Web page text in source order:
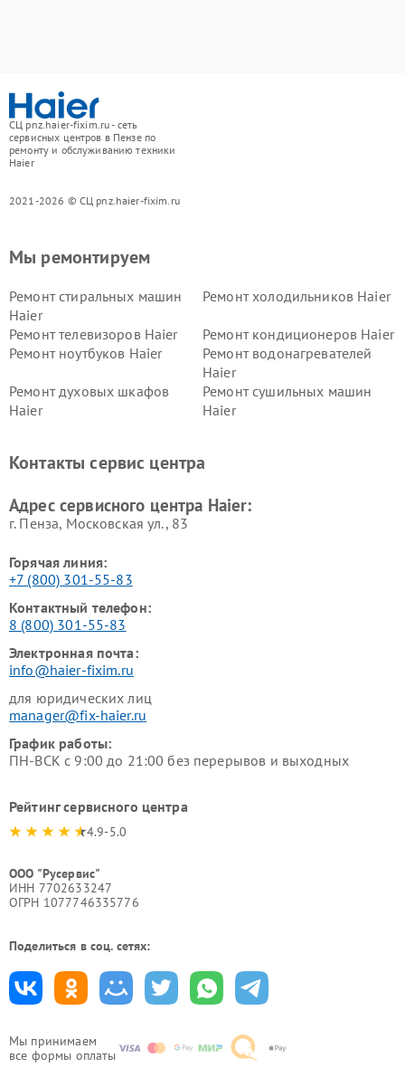
СЦ pnz.haier-fixim.ru - сеть
сервисных центров в Пензе по
ремонту и обслуживанию техники
Haier
2021-2026 © СЦ pnz.haier-fixim.ru
Мы принимаем
все формы оплаты
Мы ремонтируем
Ремонт стиральных машин
Haier
Ремонт холодильников Haier
Ремонт телевизоров Haier
Ремонт кондиционеров Haier
Ремонт ноутбуков Haier
Ремонт водонагревателей
Haier
Ремонт духовых шкафов
Haier
Ремонт сушильных машин
Haier
Ремонт роботов-пылесосов
Ремонт посудомоечных
Контакты сервис центра
Адрес сервисного центра Haier:
г. Пенза, Московская ул., 83
Горячая линия:
+7 (800) 301-55-83
Контактный телефон:
8 (800) 301-55-83
Электронная почта:
info@haier-fixim.ru
для юридических лиц
manager@fix-haier.ru
График работы:
ПН-ВСК с 9:00 до 21:00 без перерывов и выходных
Рейтинг сервисного центра
4.9-5.0
ООО "Русервис"
ИНН 7702633247
ОГРН 1077746335776
Поделиться в соц. сетях: